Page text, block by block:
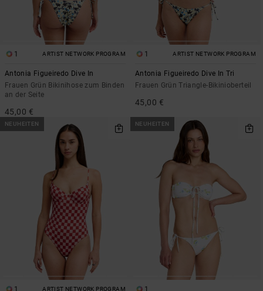
1 ARTIST NETWORK PROGRAM
Antonia Figueiredo Dive In
Frauen Grün Bikinihose zum Binden
an der Seite
45,00 €
1 ARTIST NETWORK PROGRAM
Antonia Figueiredo Dive In Tri
Frauen Grün Triangle-Bikinioberteil
45,00 €
NEUHEITEN
ARTIST NETWORK PROGRAM
NEUHEITEN